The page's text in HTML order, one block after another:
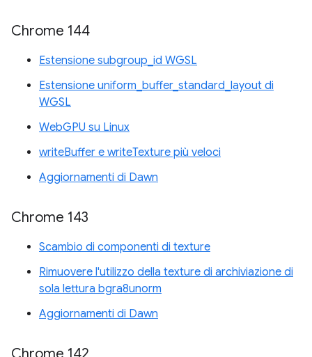
Chrome 144
Estensione subgroup_id WGSL
Estensione uniform_buffer_standard_layout di
WGSL
WebGPU su Linux
writeBuffer e writeTexture più veloci
Aggiornamenti di Dawn
Chrome 143
Scambio di componenti di texture
Rimuovere l'utilizzo della texture di archiviazione di
sola lettura bgra8unorm
Aggiornamenti di Dawn